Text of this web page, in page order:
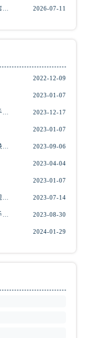
江苏省泰州市海陵区永定东路399号置地商务中心东塔（华润万象城）17层1706室宝玑售后服务中心（需提前预约）
山东省德州市德城区东风中路宝玑售后服务中心（需提前预约）
宝玑官方专柜客户服务指南｜惠州门店信息+官方热线全公开（2026年7月最新） 2026-07-11
2022-12-09
2023-01-07
宝玑手表外观维护的方法（如何保持手表精美的外观） 2023-12-17
2023-01-07
宝玑手表如何更换表带？（表带的更换方法） 2023-09-06
2023-04-04
2023-01-07
宝玑有走时误差怎么办（宝玑手表出现误差原因） 2023-07-14
宝珀手表走快具体该如何处理（宝珀手表走快什么原因） 2023-08-30
2024-01-29